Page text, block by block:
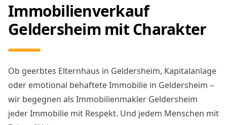
Immobilienverkauf
Geldersheim mit Charakter
Ob geerbtes Elternhaus in Geldersheim, Kapitalanlage
oder emotional behaftete Immobilie in Geldersheim –
wir begegnen als Immobilienmakler Geldersheim
jeder Immobilie mit Respekt. Und jedem Menschen mit